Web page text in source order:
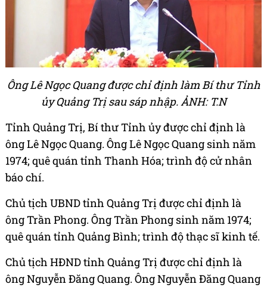
Ông Lê Ngọc Quang được chỉ định làm Bí thư Tỉnh
ủy Quảng Trị sau sáp nhập. ẢNH: T.N
Tỉnh Quảng Trị, Bí thư Tỉnh ủy được chỉ định là
ông Lê Ngọc Quang. Ông Lê Ngọc Quang sinh năm
1974; quê quán tỉnh Thanh Hóa; trình độ cử nhân
báo chí.
Chủ tịch UBND tỉnh Quảng Trị được chỉ định là
ông Trần Phong. Ông Trần Phong sinh năm 1974;
quê quán tỉnh Quảng Bình; trình độ thạc sĩ kinh tế.
Chủ tịch HĐND tỉnh Quảng Trị được chỉ định là
ông Nguyễn Đăng Quang. Ông Nguyễn Đăng Quang